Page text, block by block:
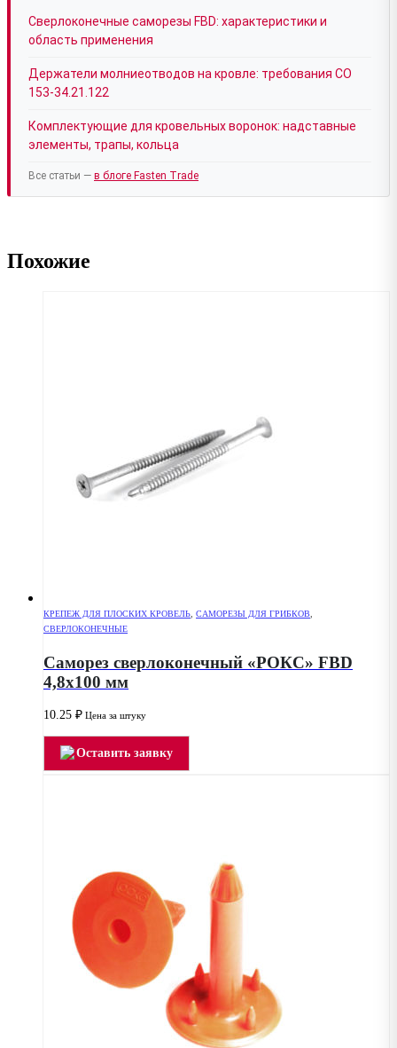
Сверлоконечные саморезы FBD: характеристики и
область применения
Держатели молниеотводов на кровле: требования СО
153-34.21.122
Комплектующие для кровельных воронок: надставные
элементы, трапы, кольца
Все статьи — в блоге Fasten Trade
Похожие
КРЕПЕЖ ДЛЯ ПЛОСКИХ КРОВЕЛЬ САМОРЕЗЫ ДЛЯ ГРИБКОВ
СВЕРЛОКОНЕЧНЫЕ
Саморез сверлоконечный «РОКС» FBD
4,8х100 мм
10.25 ₽ Цена за штуку
Оставить заявку